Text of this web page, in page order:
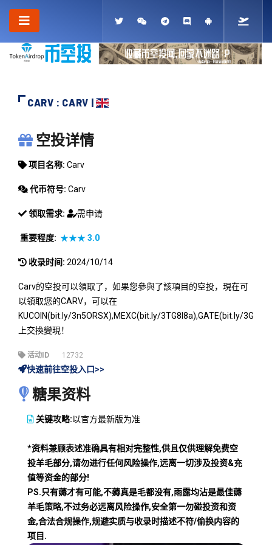
CARV : CARV |
CARV
空投详情
项目名称: Carv
代币符号: Carv
领取需求: 需申请
重要程度: ★★★3.0
收录时间: 2024/10/14
Carv的空投可以領取了，如果您參與了該項目的空投，現在可
以領取您的CARV，可以在
KUCOIN(bit.ly/3n5ORSX),MEXC(bit.ly/3TG8I8a),GATE(bit.ly/
上交換變現！
活动ID 12732
快速前往空投入口>>
糖果资料
关键攻略:以官方最新版为准
*资料兼顾表述准确具有相对完整性,供且仅供理解免费空
投羊毛部分,请勿进行任何风险操作,远离一切涉及投资&充
值等资金的部分!
PS.只有薅才有可能,不薅真是毛都没有,雨露均沾是最佳薅
羊毛策略,不过务必远离风险操作,安全第一勿碰投资和资
金,合法合规操作,规避实质与收录时描述不符/偷换内容的
项目.